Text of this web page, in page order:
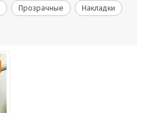
Прозрачные Накладки